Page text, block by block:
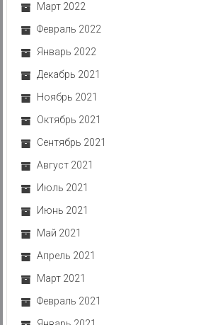
Март 2022
Февраль 2022
Январь 2022
Декабрь 2021
Ноябрь 2021
Октябрь 2021
Сентябрь 2021
Август 2021
Июль 2021
Июнь 2021
Май 2021
Апрель 2021
Март 2021
Февраль 2021